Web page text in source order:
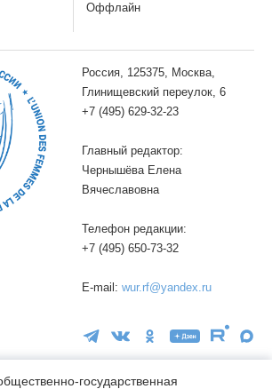
Оффлайн
Россия, 125375, Москва,
Глинищевский переулок, 6
+7 (495) 629-32-23
Главный редактор:
Чернышёва Елена
Вячеславовна
Телефон редакции:
+7 (495) 650-73-32
E-mail: wur.rf@yandex.ru
государственная